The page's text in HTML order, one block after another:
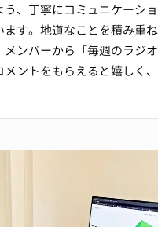
う、丁寧にコミュニケーシ
ます。地道なことを積み重
メンバーから「毎週のラジ
メントをもらえると嬉しく